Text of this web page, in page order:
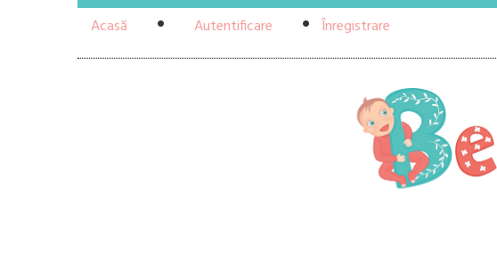
Acasă Autentificare Înregistrare